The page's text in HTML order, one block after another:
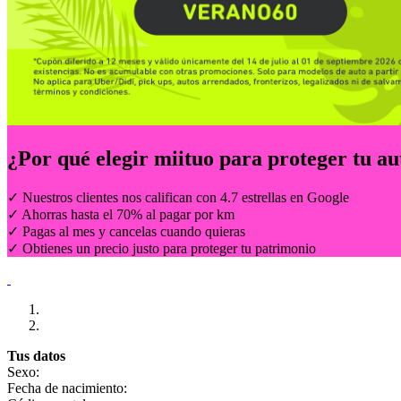
¿Por qué elegir miituo para proteger tu
✓ Nuestros clientes nos califican con 4.7 estrellas en Google
✓ Ahorras hasta el 70% al pagar por km
✓ Pagas al mes y cancelas cuando quieras
✓ Obtienes un precio justo para proteger tu patrimonio
Tus datos
Sexo:
Fecha de nacimiento: